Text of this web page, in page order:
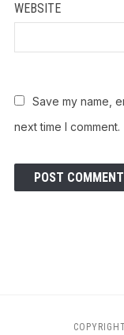
WEBSITE
Save my name,
next time I comment.